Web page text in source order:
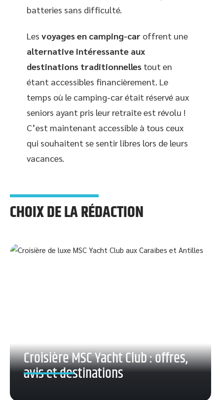
batteries sans difficulté.
Les voyages en camping-car offrent une
alternative intéressante aux
destinations traditionnelles tout en
étant accessibles financièrement. Le
temps où le camping-car était réservé aux
seniors ayant pris leur retraite est révolu !
C’est maintenant accessible à tous ceux
qui souhaitent se sentir libres lors de leurs
vacances.
CHOIX DE LA RÉDACTION
Croisière MSC Yacht Club : offres,
avis et destinations